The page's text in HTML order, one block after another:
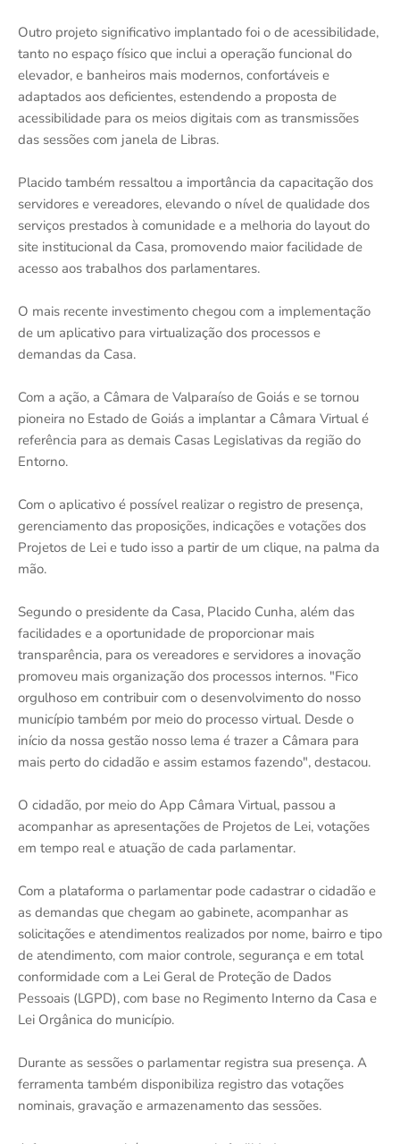
Outro projeto significativo implantado foi o de acessibilidade,
tanto no espaço físico que inclui a operação funcional do
elevador, e banheiros mais modernos, confortáveis e
adaptados aos deficientes, estendendo a proposta de
acessibilidade para os meios digitais com as transmissões
das sessões com janela de Libras.
Placido também ressaltou a importância da capacitação dos
servidores e vereadores, elevando o nível de qualidade dos
serviços prestados à comunidade e a melhoria do layout do
site institucional da Casa, promovendo maior facilidade de
acesso aos trabalhos dos parlamentares.
O mais recente investimento chegou com a implementação
de um aplicativo para virtualização dos processos e
demandas da Casa.
Com a ação, a Câmara de Valparaíso de Goiás e se tornou
pioneira no Estado de Goiás a implantar a Câmara Virtual é
referência para as demais Casas Legislativas da região do
Entorno.
Com o aplicativo é possível realizar o registro de presença,
gerenciamento das proposições, indicações e votações dos
Projetos de Lei e tudo isso a partir de um clique, na palma da
mão.
Segundo o presidente da Casa, Placido Cunha, além das
facilidades e a oportunidade de proporcionar mais
transparência, para os vereadores e servidores a inovação
promoveu mais organização dos processos internos. "Fico
orgulhoso em contribuir com o desenvolvimento do nosso
município também por meio do processo virtual. Desde o
início da nossa gestão nosso lema é trazer a Câmara para
mais perto do cidadão e assim estamos fazendo", destacou.
O cidadão, por meio do App Câmara Virtual, passou a
acompanhar as apresentações de Projetos de Lei, votações
em tempo real e atuação de cada parlamentar.
Com a plataforma o parlamentar pode cadastrar o cidadão e
as demandas que chegam ao gabinete, acompanhar as
solicitações e atendimentos realizados por nome, bairro e tipo
de atendimento, com maior controle, segurança e em total
conformidade com a Lei Geral de Proteção de Dados
Pessoais (LGPD), com base no Regimento Interno da Casa e
Lei Orgânica do município.
Durante as sessões o parlamentar registra sua presença. A
ferramenta também disponibiliza registro das votações
nominais, gravação e armazenamento das sessões.